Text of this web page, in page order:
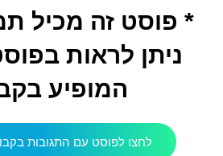
* פוסט זה מכיל
ניתן לראות
המופיע
לחצו לפוסט עם התגובות